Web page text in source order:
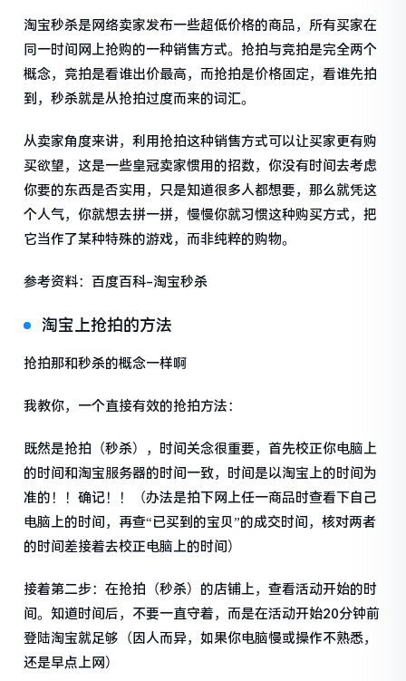
淘宝秒杀是网络卖家发布一些超低价格的商品，所有买家在
同一时间网上抢购的一种销售方式。抢拍与竞拍是完全两个
概念，竞拍是看谁出价最高，而抢拍是价格固定，看谁先拍
到，秒杀就是从抢拍过度而来的词汇。
从卖家角度来讲，利用抢拍这种销售方式可以让买家更有购
买欲望，这是一些皇冠卖家惯用的招数，你没有时间去考虑
你要的东西是否实用，只是知道很多人都想要，那么就凭这
个人气，你就想去拼一拼，慢慢你就习惯这种购买方式，把
它当作了某种特殊的游戏，而非纯粹的购物。
参考资料：百度百科-淘宝秒杀
淘宝上抢拍的方法
抢拍那和秒杀的概念一样啊
我教你，一个直接有效的抢拍方法：
既然是抢拍（秒杀），时间关念很重要，首先校正你电脑上
的时间和淘宝服务器的时间一致，时间是以淘宝上的时间为
准的！！确记！！（办法是拍下网上任一商品时查看下自己
电脑上的时间，再查“已买到的宝贝”的成交时间，核对两者
的时间差接着去校正电脑上的时间）
接着第二步：在抢拍（秒杀）的店铺上，查看活动开始的时
间。知道时间后，不要一直守着，而是在活动开始20分钟前
登陆淘宝就足够（因人而异，如果你电脑慢或操作不熟悉，
还是早点上网）